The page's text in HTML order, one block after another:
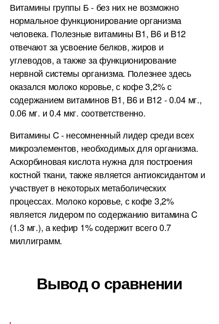
Витамины группы Б - без них не возможно
нормальное функционирование организма
человека. Полезные витамины B1, B6 и B12
отвечают за усвоение белков, жиров и
углеводов, а также за функционирование
нервной системы организма. Полезнее здесь
оказался молоко коровье, с кофе 3,2% с
содержанием витаминов B1, B6 и B12 - 0.04 мг.,
0.06 мг. и 0.4 мкг. соответственно.
Витамины C - несомненный лидер среди всех
микроэлементов, необходимых для организма.
Аскорбиновая кислота нужна для построения
костной ткани, также является антиоксидантом и
участвует в некоторых метаболических
процессах. Молоко коровье, с кофе 3,2%
является лидером по содержанию витамина C
(1.3 мг.), а кефир 1% содержит всего 0.7
миллиграмм.
Вывод о сравнении